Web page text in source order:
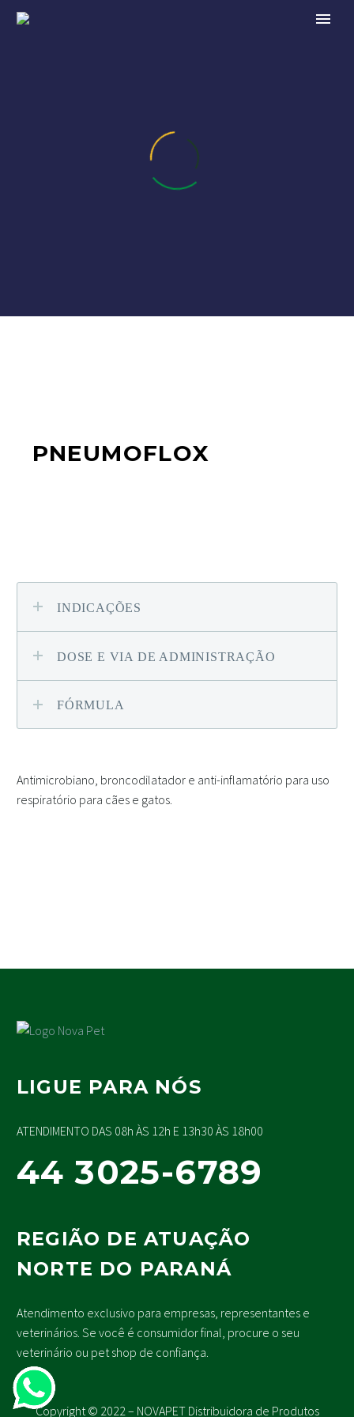
PNEUMOFLOX
INDICAÇÕES
DOSE E VIA DE ADMINISTRAÇÃO
FÓRMULA
Antimicrobiano, broncodilatador e anti-inflamatório para uso
respiratório para cães e gatos.
LIGUE PARA NÓS
ATENDIMENTO DAS 08h ÀS 12h E 13h30 ÀS 18h00
44 3025-6789
REGIÃO DE ATUAÇÃO
NORTE DO PARANÁ
Atendimento exclusivo para empresas, representantes e
veterinários. Se você é consumidor final, procure o seu
veterinário ou pet shop de confiança.
Copyright © 2022 – NOVAPET Distribuidora de Produtos